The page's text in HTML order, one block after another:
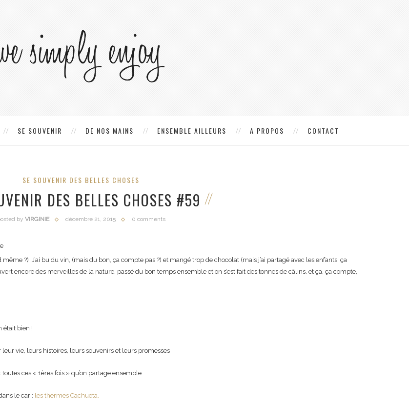
SE SOUVENIR DE NOS MAINS ENSEMBLE AILLEURS A PROPOS CONTACT
SE SOUVENIR DES BELLES CHOSES
DES BELLES CHOSES #59
by VIRGINIE décembre 21, 2015 0 comments
?) J’ai bu du vin, (mais du bon, ça compte pas ?) et mangé trop de chocolat (mais j’ai partagé avec les enfants, ça
encore des merveilles de la nature, passé du bon temps ensemble et on s’est fait des tonnes de câlins, et ça, ça compte,
était bien !
vie, leurs histoires, leurs souvenirs et leurs promesses
toutes ces « 1ères fois » qu’on partage ensemble
le car : les thermes Cachueta.